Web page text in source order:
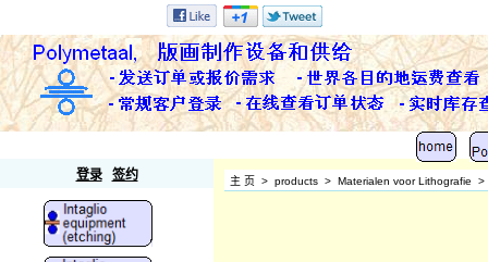
登录 签约 主 页 > products > Materialen voor Lithografie